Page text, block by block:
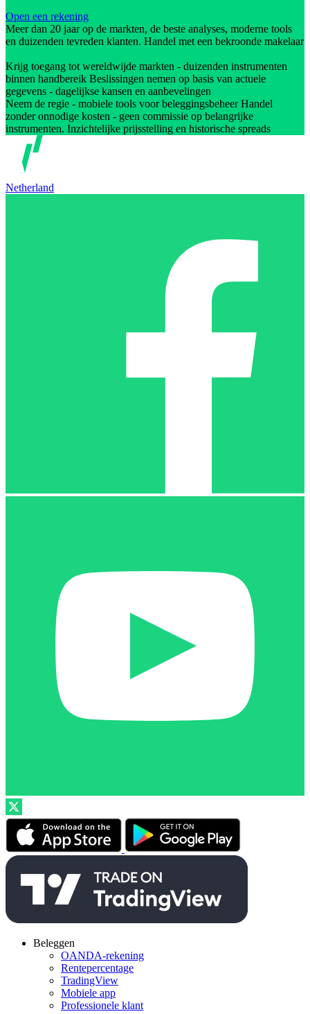
Open een rekening
Meer dan 20 jaar op de markten, de beste analyses, moderne tools
en duizenden tevreden klanten. Handel met een bekroonde makelaar
Krijg toegang tot wereldwijde markten - duizenden instrumenten
binnen handbereik Beslissingen nemen op basis van actuele
gegevens - dagelijkse kansen en aanbevelingen
Neem de regie - mobiele tools voor beleggingsbeheer Handel
zonder onnodige kosten - geen commissie op belangrijke
instrumenten. Inzichtelijke prijsstelling en historische spreads
Netherland
Beleggen
OANDA-rekening
Rentepercentage
TradingView
Mobiele app
Professionele klant